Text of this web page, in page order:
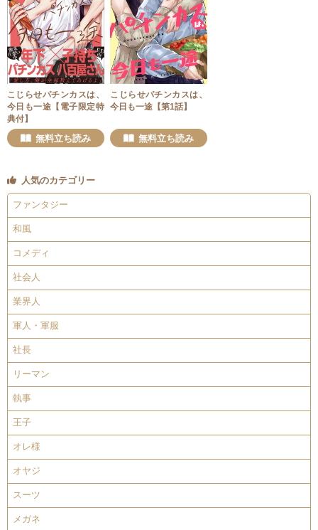
こじらせパチンカスは、
今日も一途【電子限定特
典付】
無料立ち読み
こじらせパチンカスは、
今日も一途【第1話】
無料立ち読み
人気のカテゴリー
ファンタジー
和風
コメディ
社会人
業界人
軍人・軍服
社長
リーマン
執事
王子
オレ様
オヤジ
スーツ
メガネ